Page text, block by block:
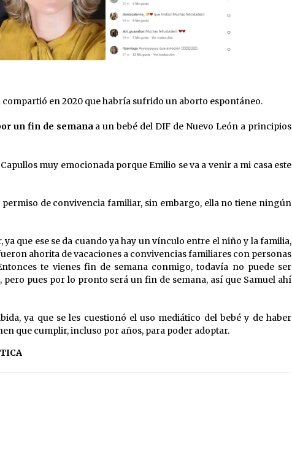
en 2020 que habría sufrido un aborto espontáneo.
un fin de semanaa un bebé del DIF de Nuevo León a principios
muy emocionada porque Emilio se va a venir a mi casa este
de convivencia familiar, sin embargo, ella no tiene ningún
que ese se da cuando ya hay un vínculo entre el niño y la familia,
ahorita de vacaciones a convivencias familiares con personas
te vienes fin de semana conmigo, todavía no puede ser
pues por lo pronto será un fin de semana, así que Samuel ahí
ya que se les cuestionó el uso mediático del bebé y de haber
que cumplir, incluso por años, para poder adoptar.